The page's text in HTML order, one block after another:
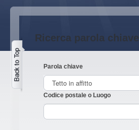
Ricerca parola chiave
Parola chiave
Codice postale o Luogo